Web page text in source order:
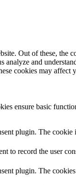
Out of these, the
and
cookies may affect
ensure basic
plugin. The
to record the user
plugin. The